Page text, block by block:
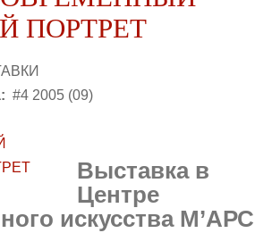
ПОРТРЕТ
#4 2005 (09)
Выставка в
Центре
искусства М’АРС